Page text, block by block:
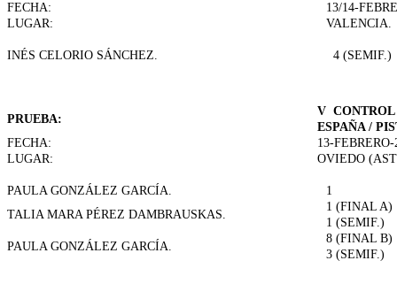
FECHA:
13/14-
LUGAR:
VALENCIA.
INÉS CELORIO SÁNCHEZ. 4 (SEMIF.)
PRUEBA:
V
ESPAÑA /
FECHA:
13-FEBRERO-
LUGAR:
OVIEDO
PAULA GONZÁLEZ GARCÍA.
1
TALIA MARA PÉREZ DAMBRAUSKAS.
1 (FINAL A)
1 (SEMIF.)
PAULA GONZÁLEZ GARCÍA.
8 (FINAL B)
3 (SEMIF.)